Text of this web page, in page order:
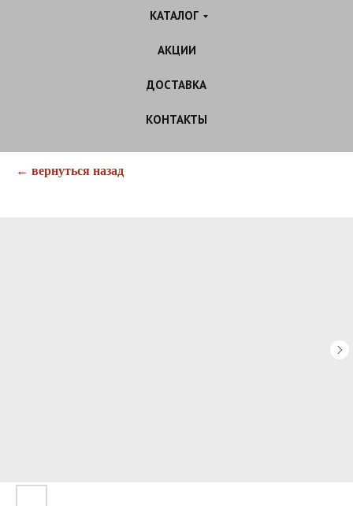
КАТАЛОГ
АКЦИИ
ДОСТАВКА
КОНТАКТЫ
← вернуться назад